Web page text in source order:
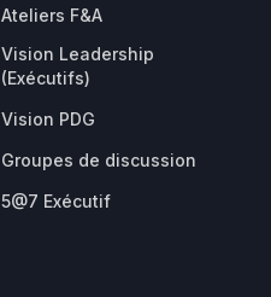
Ateliers F&A
Vision Leadership
(Exécutifs)
Vision PDG
Groupes de discussion
5@7 Exécutif